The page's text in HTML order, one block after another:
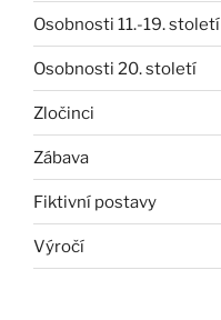
Osobnosti 11.-19. století
Osobnosti 20. století
Zločinci
Zábava
Fiktivní postavy
Výročí